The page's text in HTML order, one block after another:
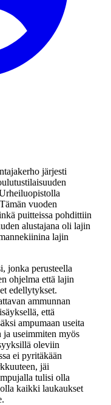
järjesti
vuoden
puitteissa pohdittiin
alustajana oli lajin
lajin
jonka perusteella
ohjelma että lajin
edellytykset.
ammunnan
että
ampumaan useita
ja useimmiten myös
oleviin
ei pyritäkään
jäi
tulisi olla
kaikki laukaukset